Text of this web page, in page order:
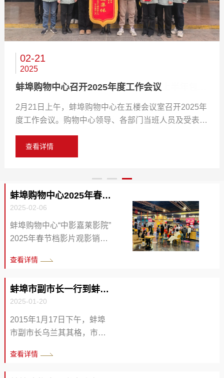
04-10
2025
蚌埠购物中心“树呆熊网咖”开工仪式圆满举行
2025年4月9日上午，蚌埠购物中心“树呆熊网咖”举办开
工仪式。 作为安徽星云网络科技有限公司旗下核心品
网咖+电竞酒店”双业态联动的运营模式，此次入驻蚌埠
购物中心，项目规划融合高端电竞设备、舒适社交空间
房等功能区域，兼顾硬核玩家的竞技需求与大众消费者
的休闲社交场景。 此次落子蚌埠购物中心，不仅是品
牌区域战略的重要布局，更希望通过优质内容与场景创
新，为城市商业升级注入...
查看详情
03-21
2025
3月18日，公司党委委员、副总经理程晓曦携检查组一
行到蚌埠购物中心开展上半年包保督导工作。 检查组
行了监督检查。随后召开包保督导会议，与蚌埠购物中
心经营班子和部门负责人充分交流，详细了解蚌埠购物
并就蚌埠购物中心当前及下一阶段工作提出指导意见。
程晓曦指出：一是要明确蚌埠购物中心项目定位，坚定
信心，实现招商新突破，加快招商项目落地。二是打开
思路，创新工作方法，突破招商瓶颈。三...
查看详情
02-21
2025
蚌埠购物中心召开2025年度工作会议
2月21日上午，蚌埠购物中心在五楼会议室召开2025年
度工作会议。购物中心领导、各部门当班人员及受表彰
会议精神。 购物中心总经理许研作《笃志力行 提质增
效 推动项目化改革高效完成》年度工作报告。全面总
和经营目标进行了部署。 许研指出，2024年招商工作
进展缓慢，成功率低；百货品牌经营困难，经营形式日
益严峻。同时就2025年的工作上作出要求：一是精准
定位促招商；二是加强辅商稳经...
查看详情
蚌埠购物中心2025年春节档影院观影销售创新高
2025-02-06
蚌埠购物中心“中影嘉莱影院”
2025年春节档影片观影销售
9.61%，观影人次增长19.5
众们在影院轻松愉快的氛围
中欢度新春佳节。 文/图：刘
德城 初审： 许研 复审：刘
卫东 编辑：张静
查看详情
蚌埠市副市长一行到蚌埠购物中心进行春节前安全检查工...
2025-01-20
2015年1月17日下午，蚌埠
市副市长乌兰其其格，市场
育局，市卫健委等部门一
查看详情